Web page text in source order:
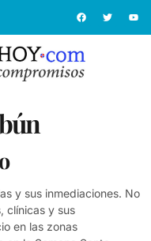
y sus inmediaciones. No
clínicas y sus
en las zonas